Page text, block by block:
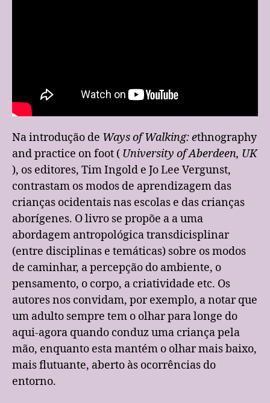
Na introdução de Ways of Walking: ethnography
and practice on foot ( University of Aberdeen, UK
), os editores, Tim Ingold e Jo Lee Vergunst,
contrastam os modos de aprendizagem das
crianças ocidentais nas escolas e das crianças
aborígenes. O livro se propõe a a uma
abordagem antropológica transdicisplinar
(entre disciplinas e temáticas) sobre os modos
de caminhar, a percepção do ambiente, o
pensamento, o corpo, a criatividade etc. Os
autores nos convidam, por exemplo, a notar que
um adulto sempre tem o olhar para longe do
aqui-agora quando conduz uma criança pela
mão, enquanto esta mantém o olhar mais baixo,
mais flutuante, aberto às ocorrências do
entorno.